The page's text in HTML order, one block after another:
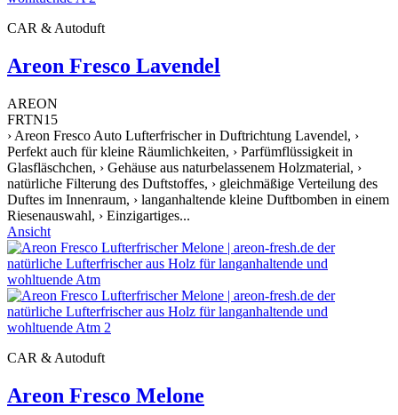
CAR & Autoduft
Areon Fresco Lavendel
AREON
FRTN15
› Areon Fresco Auto Lufterfrischer in Duftrichtung Lavendel, ›
Perfekt auch für kleine Räumlichkeiten, › Parfümflüssigkeit in
Glasfläschchen, › Gehäuse aus naturbelassenem Holzmaterial, ›
natürliche Filterung des Duftstoffes, › gleichmäßige Verteilung des
Duftes im Innenraum, › langanhaltende kleine Duftbomben in einem
Riesenauswahl, › Einzigartiges...
Ansicht
CAR & Autoduft
Areon Fresco Melone